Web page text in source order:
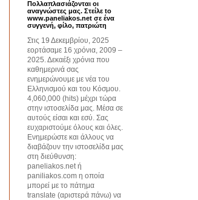
Πολλαπλασιάζονται οι
αναγνώστες μας. Στείλε to
www.paneliakos.net σε ένα
συγγενή, φίλο, πατριώτη
Στις 19 Δεκεμβρίου, 2025
εορτάσαμε 16 χρόνια, 2009 –
2025. Δεκαέξι χρόνια που
καθημερινά σας
ενημερώνουμε με νέα του
Ελληνισμού και του Κόσμου.
4,060,000 (hits) μέχρι τώρα
στην ιστοσελίδα μας. Μέσα σε
αυτούς είσαι και εσύ. Σας
ευχαριστούμε όλους και όλες.
Ενημερώστε και άλλους να
διαβάζουν την ιστοσελίδα μας
στη διεύθυνση:
paneliakos.net ή
paniliakos.com η οποία
μπορεί με το πάτημα
translate (αριστερά πάνω) να